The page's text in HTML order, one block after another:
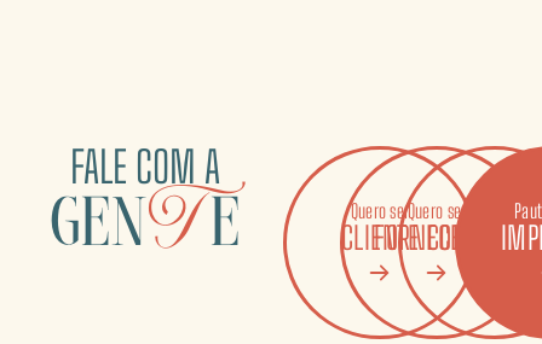
FALE COM A
genTe Quero ser
CLIENTE
Quero ser
FORNECEDOR
Quero ser